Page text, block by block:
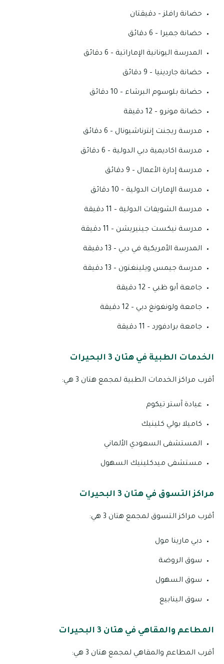
حضانة رافلز – دقيقتان
حضانة جميرا – 6 دقائق
المدرسة اليونانية الإماراتية – 6 دقائق
حضانة جاردينيا – 9 دقائق
حضانة بلوسوم البرشاء – 10 دقائق
حضانة مونرو – 12 دقيقة
مدرسة ريجنت إنترناشيونال – 6 دقائق
مدرسة اكاديمية دبي الدولية – 6 دقائق
مدرسة إدارة الأعمال – 9 دقائق
مدرسة الإمارات الدولية – 10 دقائق
مدرسة الشويفات الدولية – 11 دقيقة
مدرسة نيكست جينيريشن – 11 دقيقة
المدرسة الأمريكية في دبي – 13 دقيقة
مدرسة جيمس ويلينغتون – 13 دقيقة
جامعة أبو ظبي – 12 دقيقة
جامعة ولونغونغ دبي – 12 دقيقة
جامعة برادفورد – 11 دقيقة
الخدمات الطبية في هتان 3 البحيرات
أقرب مراكز الخدمات الطبية لمجمع هتان 3 هي:
عيادة آستر تيكوم
كاميلا بولي كلينيك
المستشفى السعودي الألماني
مستشفى ميدكلينيك السهول
مراكز التسوق في هتان 3 البحيرات
أقرب مراكز التسوق لمجمع هتان 3 هي:
دبي مارينا مول
سوق الروضة
سوق السهول
سوق الينابيع
المطاعم والمقاهي في هتان 3 البحيرات
أقرب المطاعم والمقاهي لمجمع هتان 3 هي: